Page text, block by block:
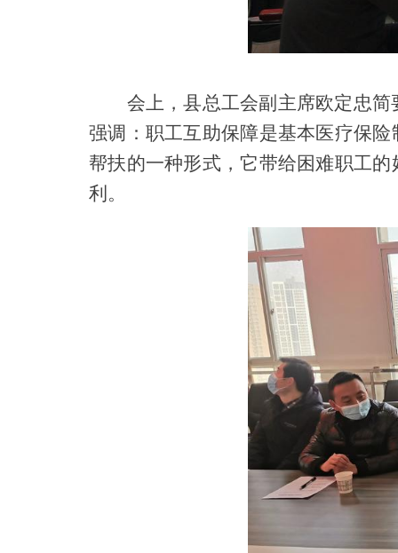
会上，县总工会副主席欧定忠简
强调：职工互助保障是基本医疗保
帮扶的一种形式，它带给困难职工
利。